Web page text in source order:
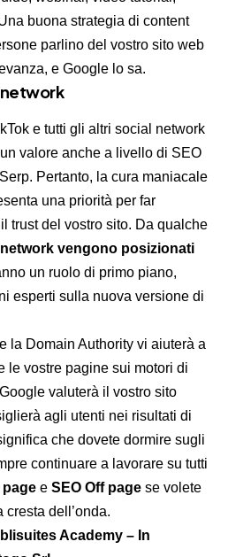
buona strategia di content
parlino del vostro sito web
e Google lo sa.
e tutti gli altri social network
valore anche a livello di SEO
Pertanto, la cura maniacale
una priorità per far
trust del vostro sito. Da qualche
vengono posizionati
un ruolo di primo piano,
esperti sulla nuova versione di
la Domain Authority vi aiuterà a
le vostre pagine sui motori di
valuterà il vostro sito
agli utenti nei risultati di
che dovete dormire sugli
continuare a lavorare su tutti
page e SEO Off page se volete
dell’onda.
Academy – In